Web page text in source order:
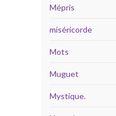
Mépris
miséricorde
Mots
Muguet
Mystique.